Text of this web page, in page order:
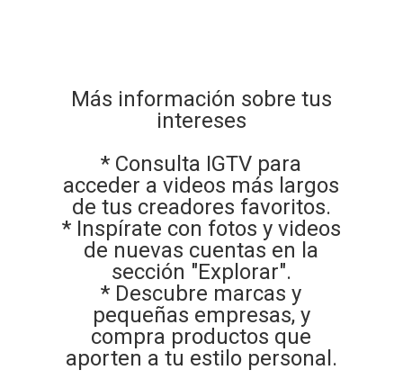
Más información sobre tus
intereses
* Consulta IGTV para
acceder a videos más largos
de tus creadores favoritos.
* Inspírate con fotos y videos
de nuevas cuentas en la
sección "Explorar".
* Descubre marcas y
pequeñas empresas, y
compra productos que
aporten a tu estilo personal.